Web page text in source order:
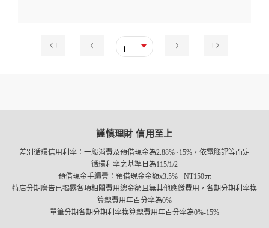
1
謹慎理財 信用至上
差別循環信用利率：一般消費及預借現金為2.88%~15%，依電腦評等而定
循環利率之基準日為115/1/2
預借現金手續費：預借現金金額x3.5%+ NT150元
特店分期廣告已揭露各項相關費用總金額且無其他應繳費用，各期分期利率換
算總費用年百分率為0%
單筆分期各期分期利率換算總費用年百分率為0%-15%